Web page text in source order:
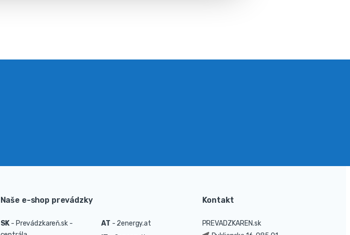
Naše e-shop prevádzky
SK - Prevádzkareň.sk -
AT - 2energy.at
Kontakt
PREVADZKAREN.sk